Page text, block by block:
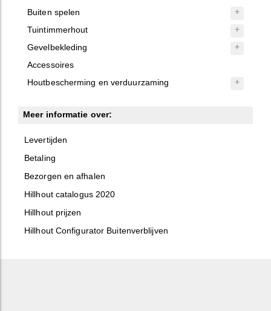
Buiten spelen
Tuintimmerhout
Gevelbekleding
Accessoires
Houtbescherming en verduurzaming
Meer informatie over:
Levertijden
Betaling
Bezorgen en afhalen
Hillhout catalogus 2020
Hillhout prijzen
Hillhout Configurator Buitenverblijven